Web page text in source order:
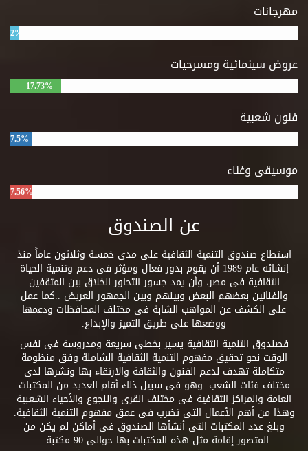
مهرجانات
2%
عروض سينمائية ومسرحيات
17.73%
فنون شعبية
7.5%
موسيقى وغناء
7.56%
عن الصندوق
استطاع صندوق التنمية الثقافية على مدى خمسة وثلاثون عاماً منذ
إنشائه عام 1989 أن يقوم بدور فعال ومؤثر فى دعم وتنمية الحياة
الثقافية فى مصر، وأن يمد جسور التحاور الخلاق بين المثقفين
والفنانين بعضهم البعض وبينهم وبين الجمهور العريض ..كما عمل
على الكشف عن المواهب الشابة فى مختلف المحافظات ودعمها
ووضعها على طريق التميز والإبداع.
فصندوق التنمية الثقافية يسير بخطى سريعة ومدروسة فى نفس
الوقت نحو تحقيق مفهوم التنمية الثقافية الشاملة وفق منظومة
متكاملة تهدف لدعم الفنون والثقافة والارتقاء بها ونشرها لدى
مختلف فئات الشعب. وهو فى سبيل ذلك أقام العديد من المكتبات
العامة والمراكز الثقافية فى مختلف القرى والنجوع والأحياء الشعبية
وهذا من أهم الأعمال التى تضرب فى عمق مفهوم التنمية الثقافية.
وبلغ عدد المكتبات التى أنشأها الصندوق فى أماكن لم يكن من
المتصور إقامة مثل هذه المكتبات بها حوالى 90 مكتبة .